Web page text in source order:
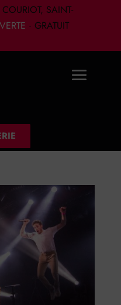
SAINT-
· GRATUIT